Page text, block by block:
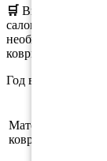
🛒 Вы можете
салона, так и
необходимо
коврика и
Год выпуска а/м:
Материал
ковриков